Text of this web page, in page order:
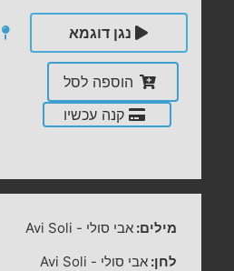
נגן דוגמא
הוספה לסל
קנה עכשיו
מילים:אבי סולי -
Avi Soli
לחן:אבי סולי -
Avi Soli